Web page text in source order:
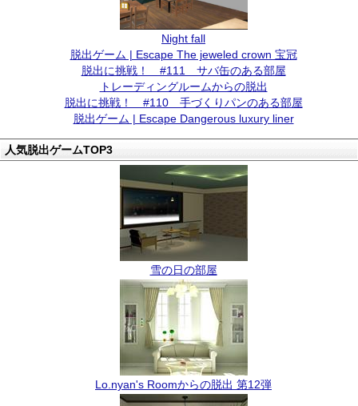
Night fall
脱出ゲーム | Escape The jeweled crown 宝冠
脱出に挑戦！ #111 サバ缶のある部屋
トレーディングルームからの脱出
脱出に挑戦！ #110 手づくりパンのある部屋
脱出ゲーム | Escape Dangerous luxury liner
人気脱出ゲームTOP3
雪の日の部屋
Lo.nyan's Roomからの脱出 第12弾